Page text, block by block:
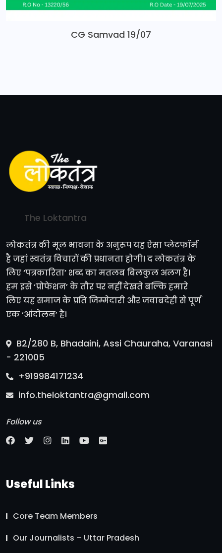
CG Samvad 19/07
The Loktantra
लोकतंत्र की मूल भावना के अनुरूप यह ऐसा प्लेटफॉर्म
है जहां स्वतंत्र विचारों की प्रधानता होगी। द लोकतंत्र के
लिए ‘पत्रकारिता’ शब्द का मतलब बिलकुल अलग है।
हम इसे ‘प्रोफेशन’ के तौर पर नहीं देखते बल्कि हमारे
लिए यह समाज के प्रति जिम्मेदारी और जवाबदेही से पूर्ण
एक ‘आंदोलन’ है।
B2/280 B, Bhadaini, Assi Chauraha, Varanasi
- 221005
+919984171234
info.theloktantra@gmail.com
Follow us
Useful Links
Core Team Members
Our Journalists – Uttar Pradesh